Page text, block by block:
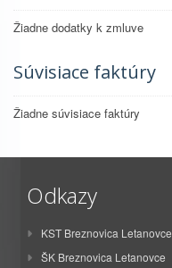
Žiadne dodatky k zmluve
Súvisiace faktúry
Žiadne súvisiace faktúry
Odkazy
KST Breznovica Letanovce
ŠK Breznovica Letanovce